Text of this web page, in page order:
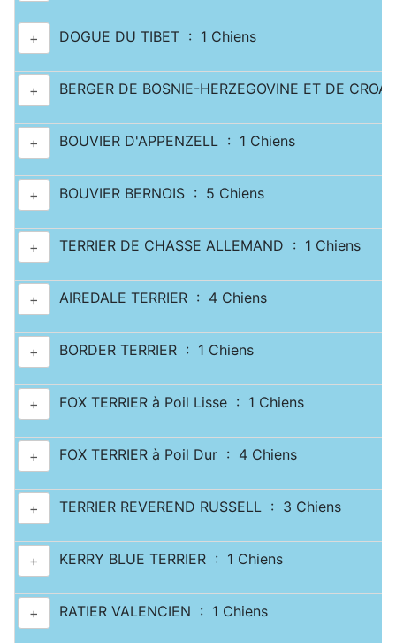
+ DOGUE DU TIBET : 1 Chiens
+ BERGER DE BOSNIE-HERZEGOVINE ET DE
+ BOUVIER D'APPENZELL : 1 Chiens
+ BOUVIER BERNOIS : 5 Chiens
+ TERRIER DE CHASSE ALLEMAND : 1 Chiens
+ AIREDALE TERRIER : 4 Chiens
+ BORDER TERRIER : 1 Chiens
+ FOX TERRIER à Poil Lisse : 1 Chiens
+ FOX TERRIER à Poil Dur : 4 Chiens
+ TERRIER REVEREND RUSSELL : 3 Chiens
+ KERRY BLUE TERRIER : 1 Chiens
+ RATIER VALENCIEN : 1 Chiens